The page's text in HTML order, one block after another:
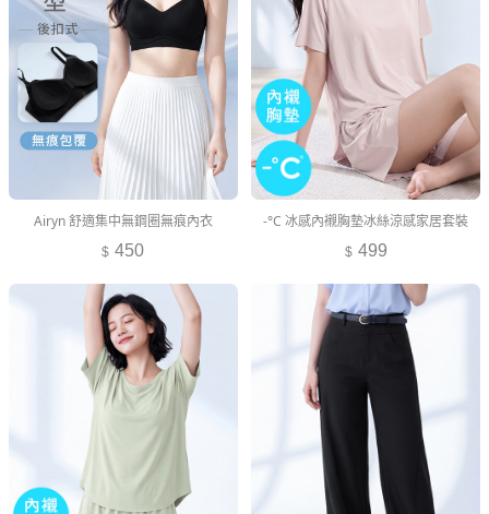
Airyn 舒適集中無鋼圈無痕內衣
450
-°C 冰感內襯胸墊冰絲涼感家居套裝
499